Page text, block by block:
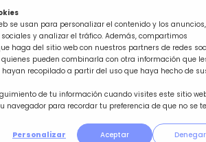
se usan para personalizar el contenido y los anuncios,
y analizar el tráfico. Además, compartimos
haga del sitio web con nuestros partners de redes
pueden combinarla con otra información que
recopilado a partir del uso que haya hecho de
de tu información cuando visites este sitio
navegador para recordar tu preferencia de que no se
Personalizar
Aceptar Denegar